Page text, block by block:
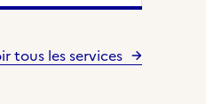
tous les services